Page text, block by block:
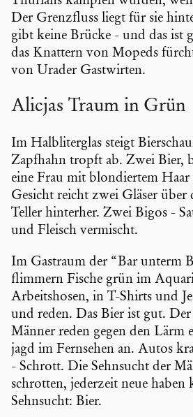
Der Grenz­fluss liegt für sie
gibt keine Brücke - und das ist
das Knattern von Mopeds
von Urader Gastwirten.
Alicjas Traum in Grün
Im Halbli­ter­glas steigt
Zapfhahn tropft ab. Zwei Bier,
eine Frau mit blondiertem
Gesicht reicht zwei Gläser
Teller hinterher. Zwei Bigos -
und Fleisch vermischt.
Im Gastraum der “Bar unterm
flimmern Fische grün im
Arbeits­hosen, in T-Shirts und
und reden. Das Bier ist gut.
Männer reden gegen den Lärm
jagd im Fernsehen an. Autos
- Schrott. Die Sehnsucht der
schrotten, jederzeit neue
Sehnsucht: Bier.